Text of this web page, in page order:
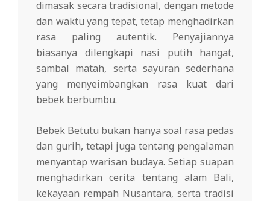
dimasak secara tradisional, dengan metode
dan waktu yang tepat, tetap menghadirkan
rasa paling autentik. Penyajiannya
biasanya dilengkapi nasi putih hangat,
sambal matah, serta sayuran sederhana
yang menyeimbangkan rasa kuat dari
bebek berbumbu.
Bebek Betutu bukan hanya soal rasa pedas
dan gurih, tetapi juga tentang pengalaman
menyantap warisan budaya. Setiap suapan
menghadirkan cerita tentang alam Bali,
kekayaan rempah Nusantara, serta tradisi